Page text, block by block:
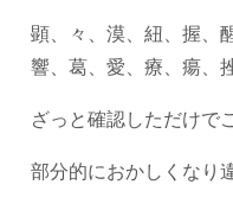
顕、々、漠、紐、握、
響、葛、愛、療、瘍、
ざっと確認しただけで
部分的におかしくなり